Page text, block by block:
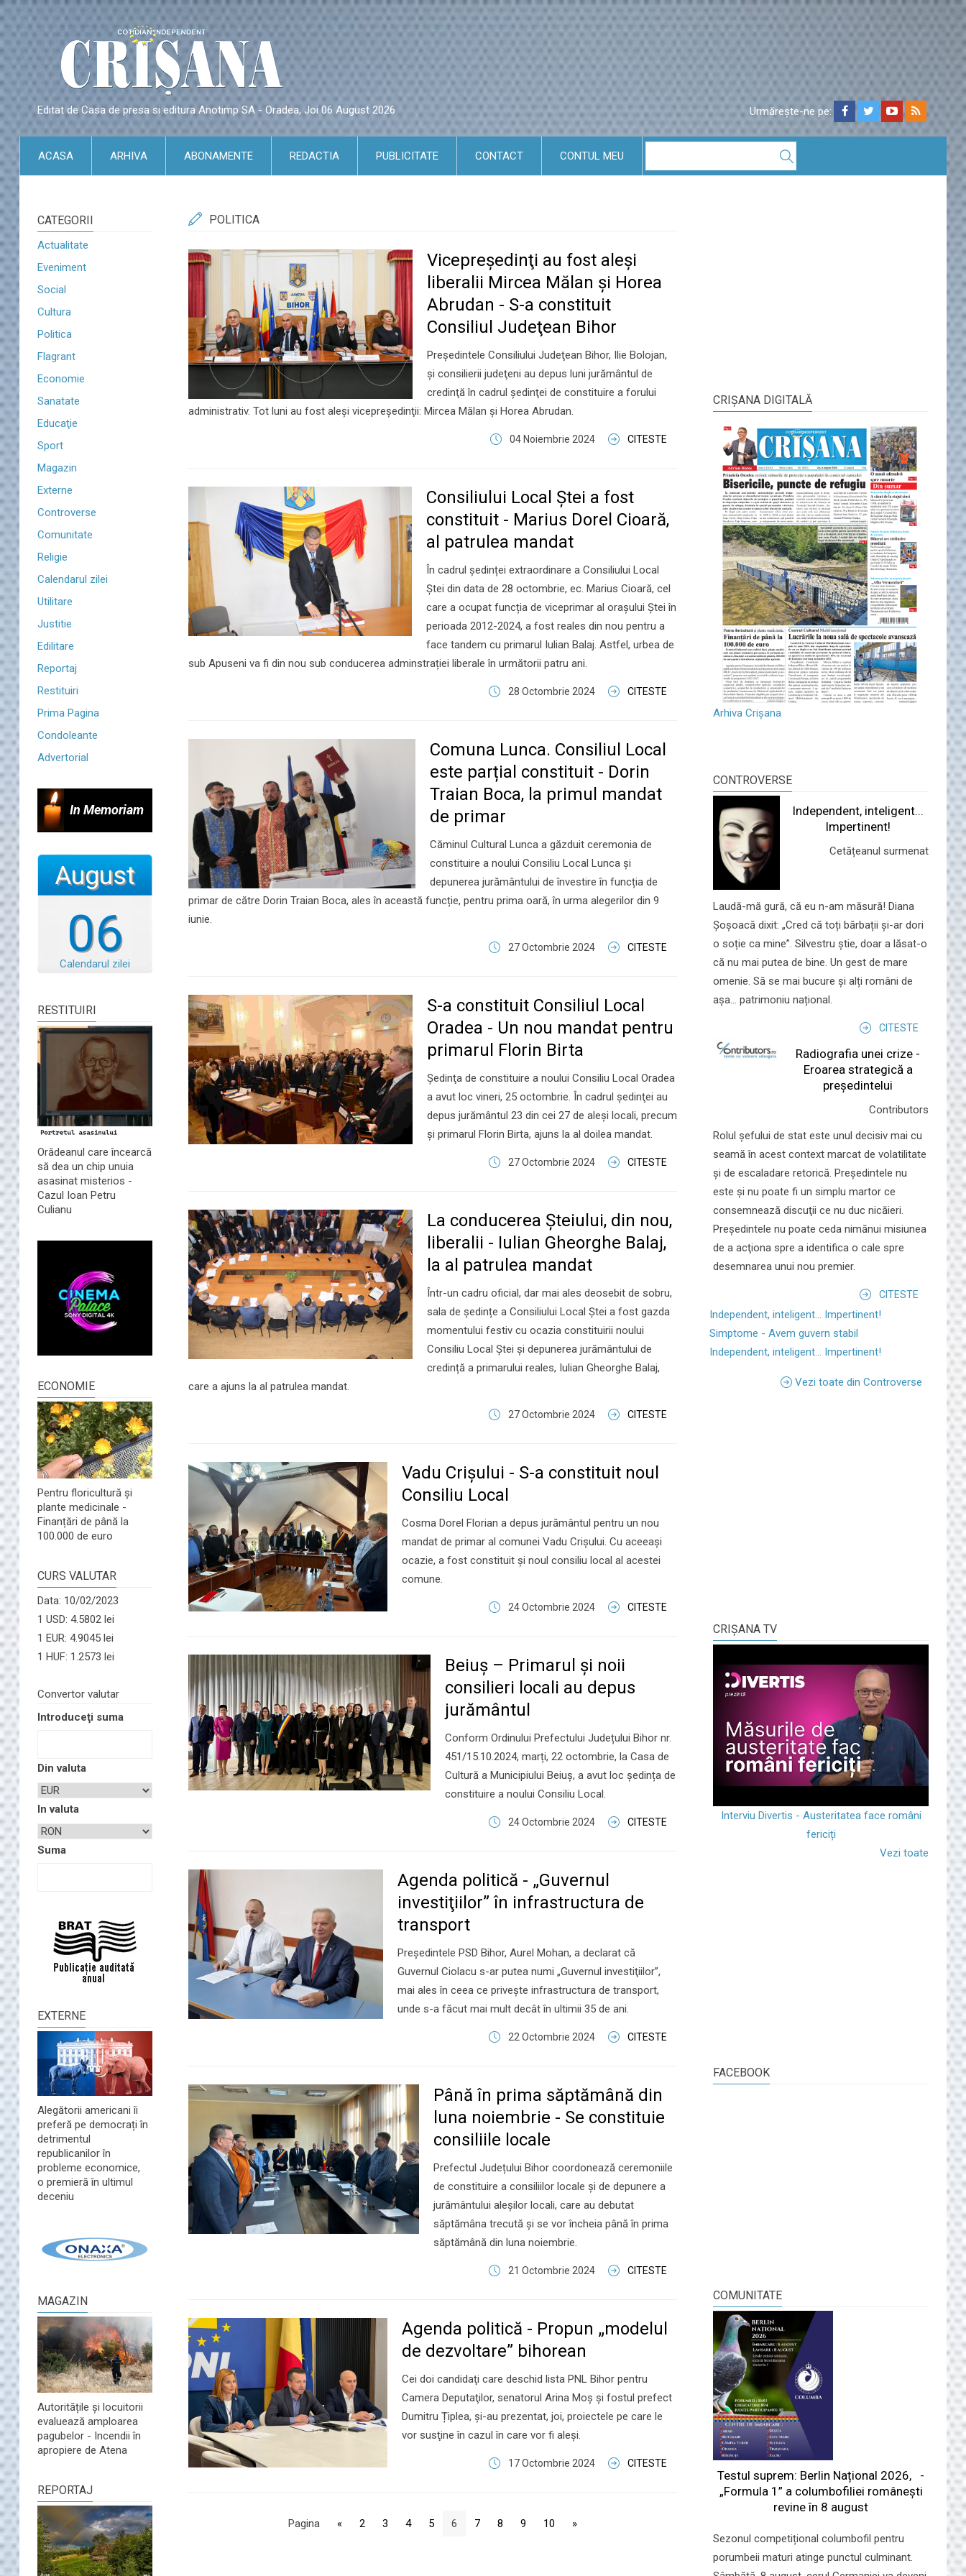
Editat de Casa de presa si editura Anotimp SA - Oradea, Joi 06 August 2026 Urmărește-ne pe:
ACASA ARHIVA ABONAMENTE REDACTIA PUBLICITATE CONTACT CONTUL MEU
CATEGORII
Actualitate
Eveniment
Social
Cultura
Politica
Flagrant
Economie
Sanatate
Educaţie
Sport
Magazin
Externe
Controverse
Comunitate
Religie
Calendarul zilei
Utilitare
Justitie
Edilitare
Reportaj
Restituiri
Prima Pagina
Condoleante
Advertorial
In Memoriam
06
August
Calendarul zilei
RESTITUIRI
Orădeanul care încearcă
să dea un chip unuia
asasinat misterios -
Cazul Ioan Petru
Culianu
ECONOMIE
Pentru floricultură și
plante medicinale -
Finanțări de până la
100.000 de euro
CURS VALUTAR
Data: 10/02/2023
1 USD: 4.5802 lei
1 EUR: 4.9045 lei
1 HUF: 1.2573 lei
Convertor valutar
Introduceţi suma
Din valuta
In valuta
Suma
EXTERNE
Alegătorii americani îi
preferă pe democrați în
detrimentul
republicanilor în
probleme economice,
o premieră în ultimul
deceniu
MAGAZIN
Autoritățile și locuitorii
evaluează amploarea
pagubelor - Incendii în
apropiere de Atena
REPORTAJ
POLITICA
Vicepreşedinţi au fost aleşi
liberalii Mircea Mălan şi Horea
Abrudan - S-a constituit
Consiliul Judeţean Bihor
Preşedintele Consiliului Judeţean Bihor, Ilie Bolojan,
şi consilierii judeţeni au depus luni jurământul de
credinţă în cadrul şedinţei de constituire a forului
administrativ. Tot luni au fost aleşi vicepreşedinţii: Mircea Mălan şi Horea Abrudan.
04 Noiembrie 2024 CITESTE
Consiliului Local Ștei a fost
constituit - Marius Dorel Cioară,
al patrulea mandat
În cadrul ședinței extraordinare a Consiliului Local
Ștei din data de 28 octombrie, ec. Marius Cioară, cel
care a ocupat funcția de viceprimar al orașului Ștei în
perioada 2012-2024, a fost reales din nou pentru a
face tandem cu primarul Iulian Balaj. Astfel, urbea de
sub Apuseni va fi din nou sub conducerea adminstrației liberale în următorii patru ani.
28 Octombrie 2024 CITESTE
Comuna Lunca. Consiliul Local
este parțial constituit - Dorin
Traian Boca, la primul mandat
de primar
Căminul Cultural Lunca a găzduit ceremonia de
constituire a noului Consiliu Local Lunca și
depunerea jurământului de învestire în funcția de
primar de către Dorin Traian Boca, ales în această funcție, pentru prima oară, în urma alegerilor din 9
iunie.
27 Octombrie 2024 CITESTE
S-a constituit Consiliul Local
Oradea - Un nou mandat pentru
primarul Florin Birta
Şedinţa de constituire a noului Consiliu Local Oradea
a avut loc vineri, 25 octombrie. În cadrul şedinţei au
depus jurământul 23 din cei 27 de aleşi locali, precum
şi primarul Florin Birta, ajuns la al doilea mandat.
27 Octombrie 2024 CITESTE
La conducerea Șteiului, din nou,
liberalii - Iulian Gheorghe Balaj,
la al patrulea mandat
Într-un cadru oficial, dar mai ales deosebit de sobru,
sala de ședințe a Consiliului Local Ștei a fost gazda
momentului festiv cu ocazia constituirii noului
Consiliu Local Ștei și depunerea jurământului de
credință a primarului reales, Iulian Gheorghe Balaj,
care a ajuns la al patrulea mandat.
27 Octombrie 2024 CITESTE
Vadu Crişului - S-a constituit noul
Consiliu Local
Cosma Dorel Florian a depus jurământul pentru un nou
mandat de primar al comunei Vadu Crişului. Cu aceeași
ocazie, a fost constituit și noul consiliu local al acestei
comune.
24 Octombrie 2024 CITESTE
Beiuș – Primarul și noii
consilieri locali au depus
jurământul
Conform Ordinului Prefectului Județului Bihor nr.
451/15.10.2024, marți, 22 octombrie, la Casa de
Cultură a Municipiului Beiuș, a avut loc ședința de
constituire a noului Consiliu Local.
24 Octombrie 2024 CITESTE
Agenda politică - „Guvernul
investiţiilor” în infrastructura de
transport
Preşedintele PSD Bihor, Aurel Mohan, a declarat că
Guvernul Ciolacu s-ar putea numi „Guvernul investiţiilor”,
mai ales în ceea ce priveşte infrastructura de transport,
unde s-a făcut mai mult decât în ultimii 35 de ani.
22 Octombrie 2024 CITESTE
Până în prima săptămână din
luna noiembrie - Se constituie
consiliile locale
Prefectul Județului Bihor coordonează ceremoniile
de constituire a consiliilor locale și de depunere a
jurământului aleșilor locali, care au debutat
săptămâna trecută şi se vor încheia până în prima
săptămână din luna noiembrie.
21 Octombrie 2024 CITESTE
Agenda politică - Propun „modelul
de dezvoltare” bihorean
Cei doi candidaţi care deschid lista PNL Bihor pentru
Camera Deputaţilor, senatorul Arina Moș și fostul prefect
Dumitru Țiplea, şi-au prezentat, joi, proiectele pe care le
vor susţine în cazul în care vor fi aleşi.
17 Octombrie 2024 CITESTE
Pagina « 2 3 4 5 6 7 8 9 10 »
CRIŞANA DIGITALĂ
Arhiva Crișana
CONTROVERSE
Independent, inteligent...
Impertinent!
Cetățeanul surmenat
Laudă-mă gură, că eu n-am măsură! Diana
Șoșoacă dixit: „Cred că toți bărbații și-ar dori
o soție ca mine”. Silvestru știe, doar a lăsat-o
că nu mai putea de bine. Un gest de mare
omenie. Să se mai bucure și alți români de
așa... patrimoniu național.
CITESTE
Radiografia unei crize -
Eroarea strategică a
președintelui
Contributors
Rolul şefului de stat este unul decisiv mai cu
seamă în acest context marcat de volatilitate
şi de escaladare retorică. Preşedintele nu
este şi nu poate fi un simplu martor ce
consemnează discuţii ce nu duc nicăieri.
Preşedintele nu poate ceda nimănui misiunea
de a acţiona spre a identifica o cale spre
desemnarea unui nou premier.
CITESTE
Independent, inteligent... Impertinent!
Simptome - Avem guvern stabil
Independent, inteligent... Impertinent!
Vezi toate din Controverse
CRIŞANA TV
Interviu Divertis - Austeritatea face români
fericiți
Vezi toate
FACEBOOK
COMUNITATE
Testul suprem: Berlin Național 2026, -
„Formula 1” a columbofiliei româneşti
revine în 8 august
Sezonul competițional columbofil pentru
porumbeii maturi atinge punctul culminant.